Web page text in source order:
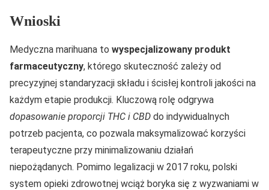
Wnioski
Medyczna marihuana to wyspecjalizowany produkt
farmaceutyczny, którego skuteczność zależy od
precyzyjnej standaryzacji składu i ścisłej kontroli jakości na
każdym etapie produkcji. Kluczową rolę odgrywa
dopasowanie proporcji THC i CBD do indywidualnych
potrzeb pacjenta, co pozwala maksymalizować korzyści
terapeutyczne przy minimalizowaniu działań
niepożądanych. Pomimo legalizacji w 2017 roku, polski
system opieki zdrowotnej wciąż boryka się z wyzwaniami w